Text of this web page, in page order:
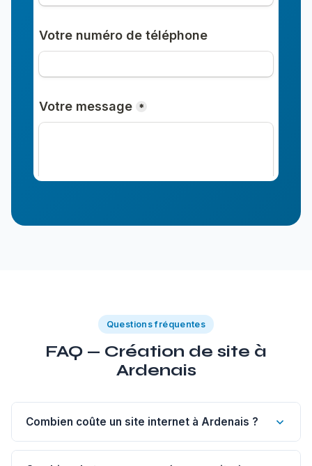
Questions fréquentes
FAQ — Création de site à
Ardenais
Combien coûte un site internet à Ardenais ?
Un site vitrine de 1 à 5 pages à Ardenais commence à 1